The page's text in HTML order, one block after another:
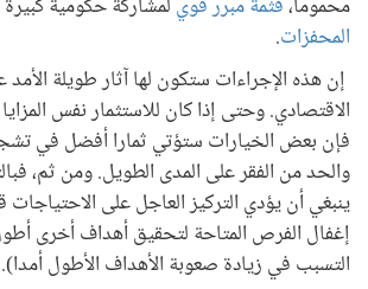
محموما،فثمة مبرر قوي لمشاركة حكومية
المحفزات.
إن هذه الإجراءات ستكون لها آثار طويلة الأمد
الاقتصادي. وحتى إذا كان للاستثمار نفس
فإن بعض الخيارات ستؤتي ثمارا أفضل في
والحد من الفقر على المدى الطويل. ومن ثم،
ينبغي أن يؤدي التركيز العاجل على
إغفال الفرص المتاحة لتحقيق أهداف أخرى
التسبب في زيادة صعوبة الأهداف الأطول أمدا).